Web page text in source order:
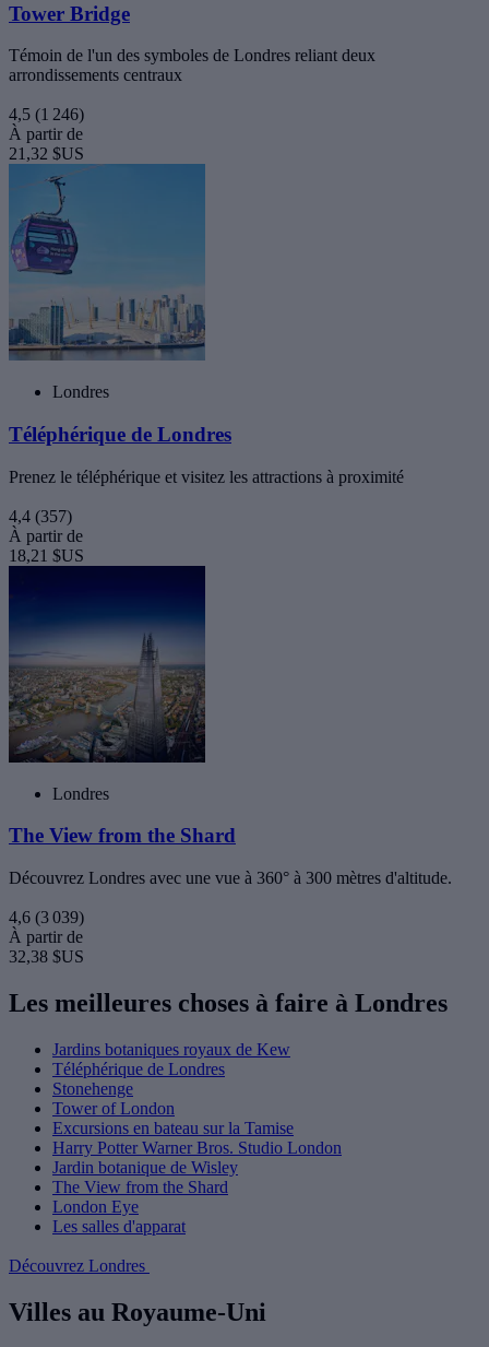
Tower Bridge
Témoin de l'un des symboles de Londres reliant deux
arrondissements centraux
4,5 (1 246)
À partir de
21,32 $US
Londres
Téléphérique de Londres
Prenez le téléphérique et visitez les attractions à proximité
4,4 (357)
À partir de
18,21 $US
Londres
The View from the Shard
Découvrez Londres avec une vue à 360° à 300 mètres d'altitude.
4,6 (3 039)
À partir de
32,38 $US
Les meilleures choses à faire à Londres
Jardins botaniques royaux de Kew
Téléphérique de Londres
Stonehenge
Tower of London
Excursions en bateau sur la Tamise
Harry Potter Warner Bros. Studio London
Jardin botanique de Wisley
The View from the Shard
London Eye
Les salles d'apparat
Découvrez Londres
Villes au Royaume-Uni